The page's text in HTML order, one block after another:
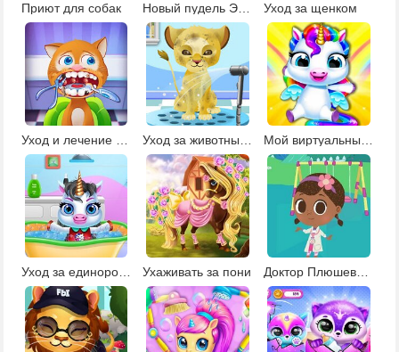
Приют для собак Новый пудель Эльзы Уход за щенком
Уход и лечение животных Уход за животными: Салон красоты Мой виртуальный питомец единорог
Уход за единорогом Ухаживать за пони Доктор Плюшева: день развлечений